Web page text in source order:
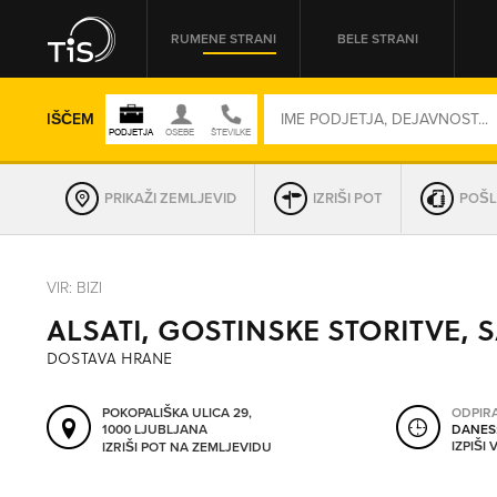
RUMENE STRANI BELE STRANI
IŠČEM
REGIJA
OMREŽNA ŠT.
PRIKAŽI ZEMLJEVID IZRIŠI POT
VIR: BIZI
ALSATI, GOSTINSKE STORITVE,
DOSTAVA HRANE
POKOPALIŠKA ULICA 29,
1000 LJUBLJANA
IZRIŠI POT NA ZEMLJEVIDU
IZPIŠI